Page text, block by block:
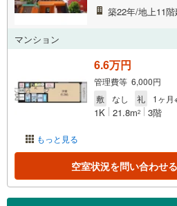
築22年/地上11
マンション
もっと見る
6.6万円
管理費等 6,000円
敷
なし 礼 1ヶ月
1K 21.8m2 3階
空室状況を問い合わせる